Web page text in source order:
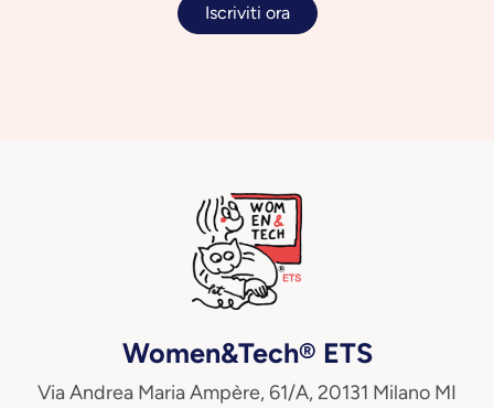
Iscriviti ora
Women&Tech® ETS
Via Andrea Maria Ampère, 61/A, 20131 Milano MI